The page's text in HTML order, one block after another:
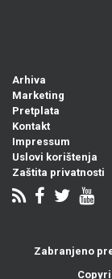
Arhiva
Marketing
Pretplata
Kontakt
Impressum
Uslovi korištenja
Zaštita privatnosti
Zabranjeno